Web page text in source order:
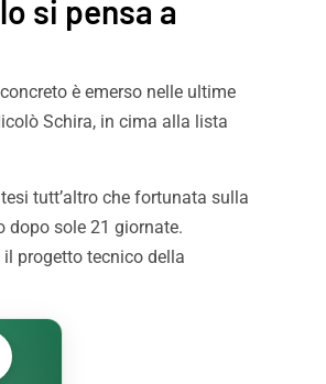
si pensa a
è emerso nelle ultime
Schira, in cima alla lista
tutt’altro che fortunata sulla
dopo sole 21 giornate.
progetto tecnico della
Strefezza è rosanero. Il
comunicato